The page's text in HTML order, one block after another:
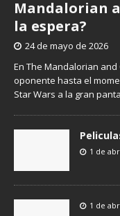
Mandalorian
la espera?
24 de mayo de 2026
En The Mandalorian
oponente hasta el
Star Wars a la gran
1 de
1 de